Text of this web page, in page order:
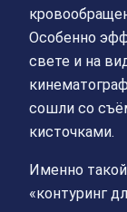
Особенно
свете и на
сошли со
кисточками.
Именно
«контуринг